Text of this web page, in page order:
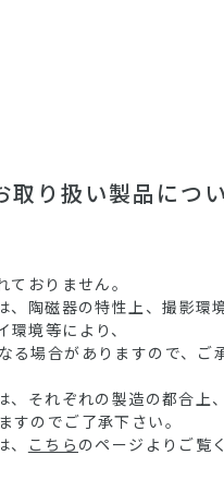
取り扱い製品につ
おりません。
、陶磁器の特性上、撮影環
境等により、
る場合がありますので、ご
、それぞれの製造の都合上
すのでご了承下さい。
こちら のページよりご覧